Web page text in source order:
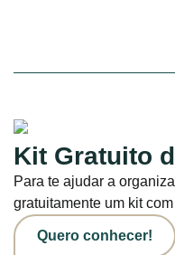
Kit Gratuito
Para te ajudar a
gratuitamente um kit
Quero conhecer!